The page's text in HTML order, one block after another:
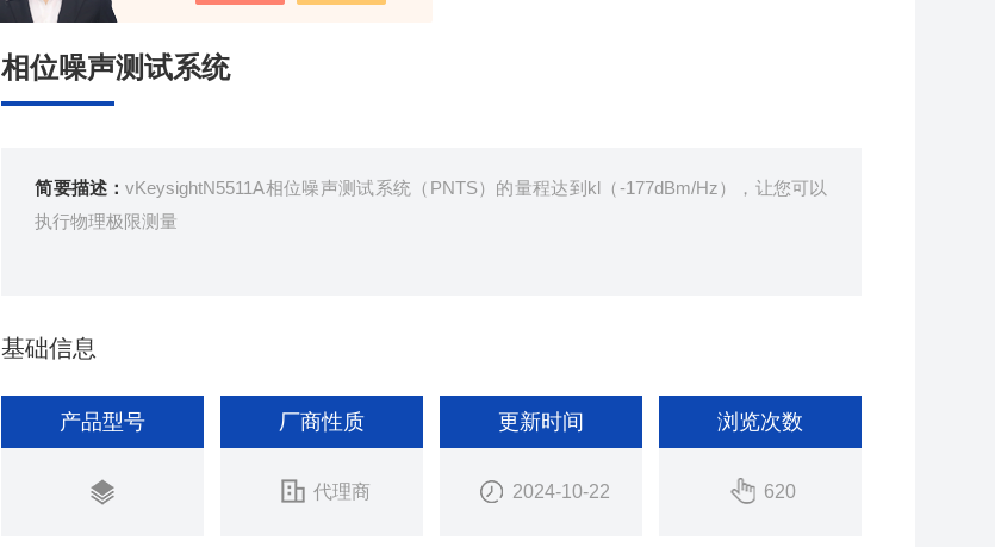
相位噪声测试系统
简要描述：vKeysightN5511A相位噪声测试系统（PNTS）的量程达到kl（-177dBm/Hz），让您可以
执行物理极限测量
基础信息
产品型号 厂商性质
代理商
更新时间
2024-10-22
浏览次数
620